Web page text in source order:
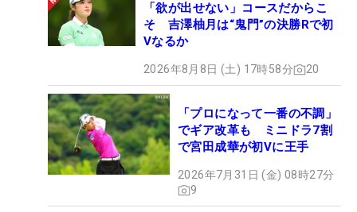
「欲が出せない」コースだからこ
そ 吉澤柚月は“鬼門”の決勝Rで初
Vなるか
2026年8月8日 (土) 17時58分 20
「プロになって一番の不調」
でギア改革も ミニドラ7割
で宮田成華が初Vに王手
2026年7月31日 (金) 08時27分
9